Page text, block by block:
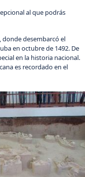
al que podrás
donde desembarcó el
en octubre de 1492. De
en la historia nacional.
es recordado en el